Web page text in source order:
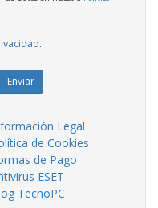
.
Enviar
Legal
de Cookies
de Pago
ESET
TecnoPC